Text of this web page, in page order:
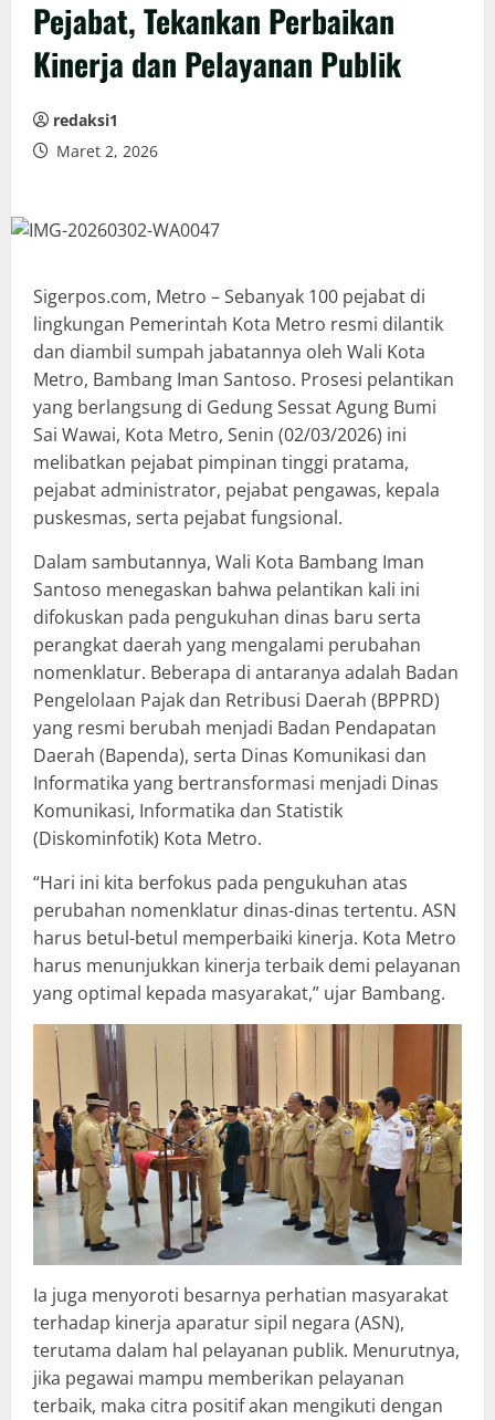
Pejabat, Tekankan Perbaikan
Kinerja dan Pelayanan Publik
redaksi1
Maret 2, 2026
Sigerpos.com, Metro – Sebanyak 100 pejabat di
lingkungan Pemerintah Kota Metro resmi dilantik
dan diambil sumpah jabatannya oleh Wali Kota
Metro, Bambang Iman Santoso. Prosesi pelantikan
yang berlangsung di Gedung Sessat Agung Bumi
Sai Wawai, Kota Metro, Senin (02/03/2026) ini
melibatkan pejabat pimpinan tinggi pratama,
pejabat administrator, pejabat pengawas, kepala
puskesmas, serta pejabat fungsional.
Dalam sambutannya, Wali Kota Bambang Iman
Santoso menegaskan bahwa pelantikan kali ini
difokuskan pada pengukuhan dinas baru serta
perangkat daerah yang mengalami perubahan
nomenklatur. Beberapa di antaranya adalah Badan
Pengelolaan Pajak dan Retribusi Daerah (BPPRD)
yang resmi berubah menjadi Badan Pendapatan
Daerah (Bapenda), serta Dinas Komunikasi dan
Informatika yang bertransformasi menjadi Dinas
Komunikasi, Informatika dan Statistik
(Diskominfotik) Kota Metro.
“Hari ini kita berfokus pada pengukuhan atas
perubahan nomenklatur dinas-dinas tertentu. ASN
harus betul-betul memperbaiki kinerja. Kota Metro
harus menunjukkan kinerja terbaik demi pelayanan
yang optimal kepada masyarakat,” ujar Bambang.
Ia juga menyoroti besarnya perhatian masyarakat
terhadap kinerja aparatur sipil negara (ASN),
terutama dalam hal pelayanan publik. Menurutnya,
jika pegawai mampu memberikan pelayanan
terbaik, maka citra positif akan mengikuti dengan